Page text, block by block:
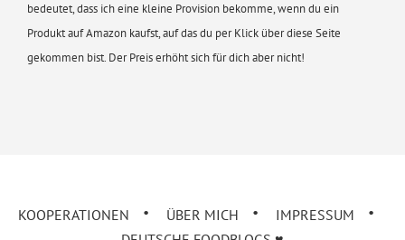
bedeutet, dass ich eine kleine Provision bekomme, wenn du ein
Produkt auf Amazon kaufst, auf das du per Klick über diese Seite
gekommen bist. Der Preis erhöht sich für dich aber nicht!
KOOPERATIONEN ÜBER MICH
IMPRESSUM